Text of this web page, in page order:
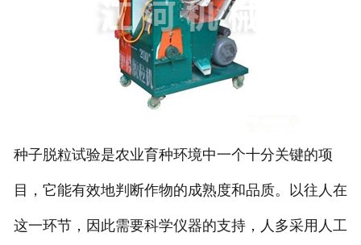
资质荣誉
发货现场
视频中心
种子脱粒试验是农业育种环境中一个十分关键的项
目，它能有效地判断作物的成熟度和品质。以往人在
这一环节，因此需要科学仪器的支持，人多采用人工